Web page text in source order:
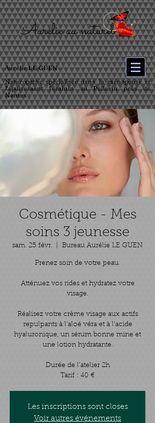
Aurélie LE GUEN
Naturopathe spécialisée dans la ménopause et
l’épuisement féminin au Pellerin près de
Nantes
Cosmétique - Mes
soins 3 jeunesse
sam. 25 févr. Bureau Aurélie LE GUEN
Prenez soin de votre peau.
Atténuez vos rides et hydratez votre
visage.
Réalisez votre crème visage aux actifs
repulpants à l'aloé véra et à l'acide
hyaluronique, un sérum bonne mine et
une lotion hydratante.
Durée de l’atelier 2h
Tarif : 40 €
Les inscriptions sont closes
Voir autres événements